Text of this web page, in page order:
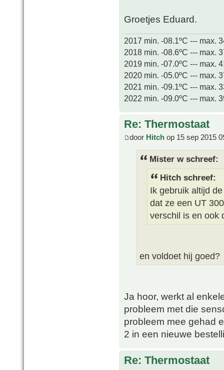
Groetjes Eduard.
2017 min. -08.1ºC --- max.
2018 min. -08.6ºC --- max.
2019 min. -07.0ºC --- max.
2020 min. -05.0ºC --- max.
2021 min. -09.1ºC --- max.
2022 min. -09.0ºC --- max.
Re: Thermostaat
door Hitch op 15 sep 2015
Mister w schreef:
Hitch schreef:
Ik gebruik altijd
dat ze een UT
verschil is en ook
en voldoet hij goed?
Ja hoor, werkt al
probleem met die
probleem mee gehad
2 in een nieuwe
Re: Thermostaat